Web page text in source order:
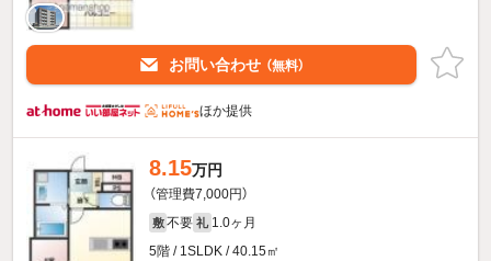
お問い合わせ （無料）
ほか提供
8.15万円
（管理費7,000円）
敷 不要 礼 1.0ヶ月
5階 / 1SLDK / 40.15㎡